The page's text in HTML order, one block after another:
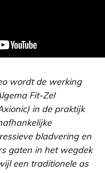
wordt de werking
Fit-Zel
in de praktijk
bladvering en
gaten in het wegdek
een traditionele as